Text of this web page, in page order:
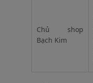
Chủ shop
Bạch Kim